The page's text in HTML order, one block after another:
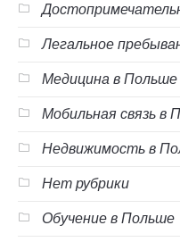
Легальное
Медицина в Польше
Мобильная связь в
Недвижимость в
Нет рубрики
Обучение в Польше